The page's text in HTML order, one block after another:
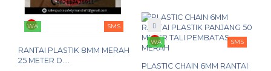
WA SMS
RANTAI PLASTIK 8MM MERAH
25 METER D....
WA SMS
PLASTIC CHAIN 6MM RANTAI